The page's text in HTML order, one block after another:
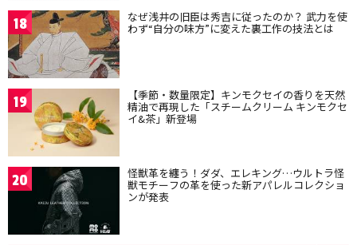
18 なぜ浅井の旧臣は秀吉に従ったのか？ 武力を使
わず“自分の味方”に変えた裏工作の技法とは
19 【季節・数量限定】キンモクセイの香りを天然
精油で再現した「スチームクリーム キンモクセ
イ&茶」新登場
20 怪獣革を纏う！ダダ、エレキング…ウルトラ怪
獣モチーフの革を使った新アパレルコレクショ
ンが発表